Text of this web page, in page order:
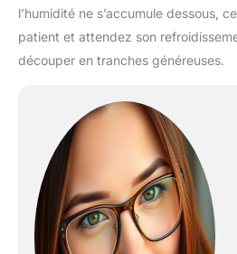
l’humidité ne s’accumule dessous,
patient et attendez son
découper en tranches généreuses.